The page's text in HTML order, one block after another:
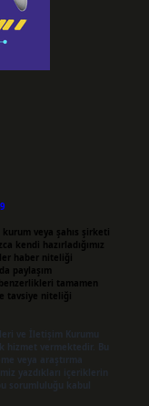
veya şahıs şirketi
kendi hazırladığımız
haber niteliği
paylaşım
tamamen
tavsiye niteliği
ve İletişim Kurumu
hizmet vermektedir. Bu
veya araştırma
yazdıkları içeriklerin
sorumluluğu kabul